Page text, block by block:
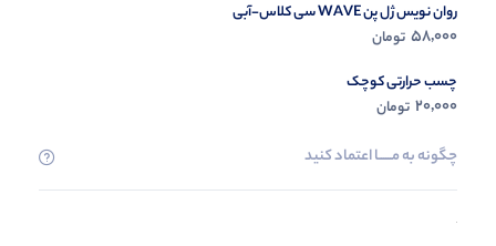
روان نویس ژل پن WAVE سی کلاس-آبی
58,000 تومان
چسب حرارتی کوچک
20,000 تومان
چگونه به مــــــا اعتماد کنید